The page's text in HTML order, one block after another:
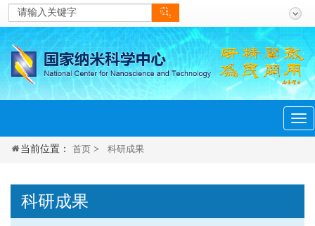
menu
当前位置： 首页 > 科研成果
科研成果